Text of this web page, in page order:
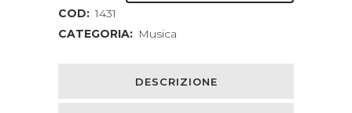
francese
COD: 1431
CATEGORIA: Musica
DESCRIZIONE